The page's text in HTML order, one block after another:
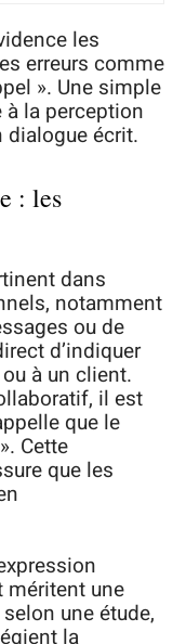
les
erreurs comme
». Une simple
à la perception
écrit.
: les
dans
notamment
ou de
d’indiquer
à un client.
il est
que le
Cette
que les
méritent une
une étude,
la